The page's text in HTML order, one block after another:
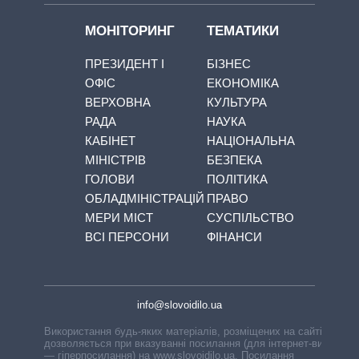
МОНІТОРИНГ
ПРЕЗИДЕНТ І
ОФІС
ВЕРХОВНА
РАДА
КАБІНЕТ
МІНІСТРІВ
ГОЛОВИ
ОБЛАДМІНІСТРАЦІЙ
МЕРИ МІСТ
ВСІ ПЕРСОНИ
ТЕМАТИКИ
БІЗНЕС
ЕКОНОМІКА
КУЛЬТУРА
НАУКА
НАЦІОНАЛЬНА
БЕЗПЕКА
ПОЛІТИКА
ПРАВО
СУСПІЛЬСТВО
ФІНАНСИ
info@slovoidilo.ua
Використання будь-яких матеріалів, розміщених на сайті,
дозволяється при вказуванні посилання (для інтернет-видань
— гіперпосилання) на www.slovoidilo.ua. Посилання